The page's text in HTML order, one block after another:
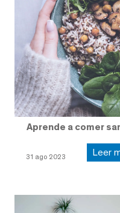
Aprende a comer
31 ago 2023 Leer